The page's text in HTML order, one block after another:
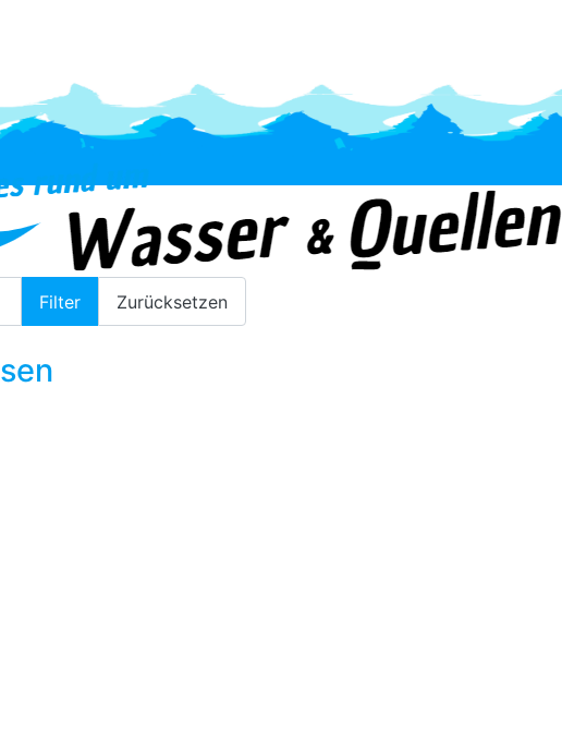
Wasserrahmenrichtlinie
Filter Zurücksetzen